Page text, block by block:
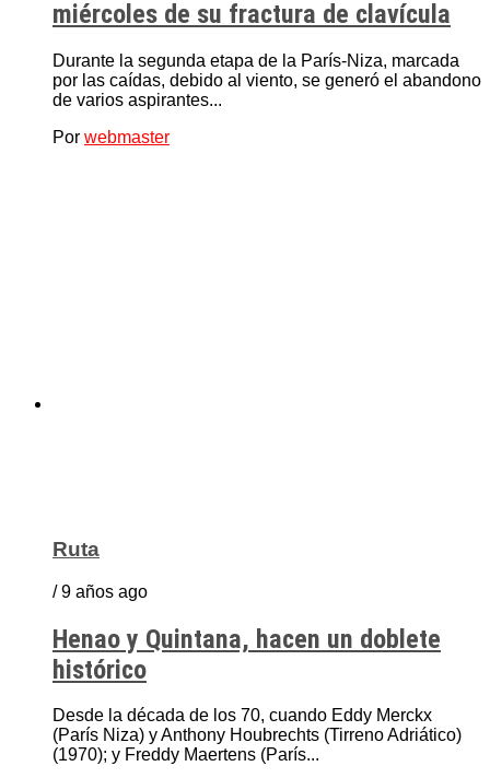
miércoles de su fractura de clavícula
Durante la segunda etapa de la París-Niza, marcada
por las caídas, debido al viento, se generó el abandono
de varios aspirantes...
Por webmaster
Ruta
/ 9 años ago
Henao y Quintana, hacen un doblete
histórico
Desde la década de los 70, cuando Eddy Merckx
(París Niza) y Anthony Houbrechts (Tirreno Adriático)
(1970); y Freddy Maertens (París...